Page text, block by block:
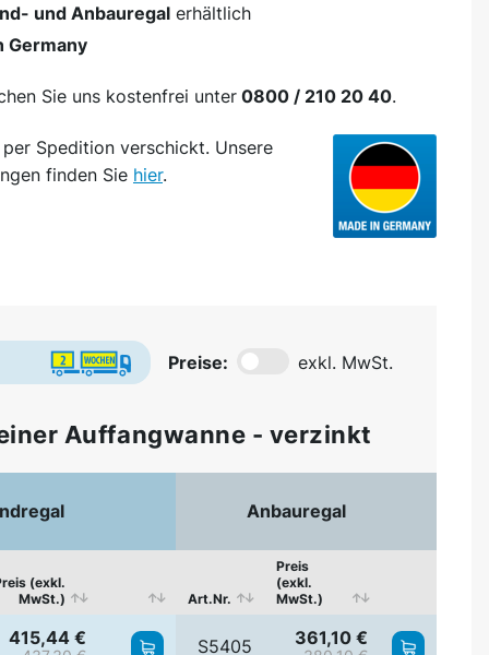
und Anbauregal erhältlich
Germany
Sie uns kostenfrei unter0800 / 210 20 40.
per Spedition verschickt. Unsere
finden Sie hier.
Preise: exkl. MwSt.
Auffangwanne - verzinkt
Anbauregal
(exkl.
MwSt.)
Art.Nr.
Preis
(exkl.
MwSt.)
415,44 € S5405 361,10 €